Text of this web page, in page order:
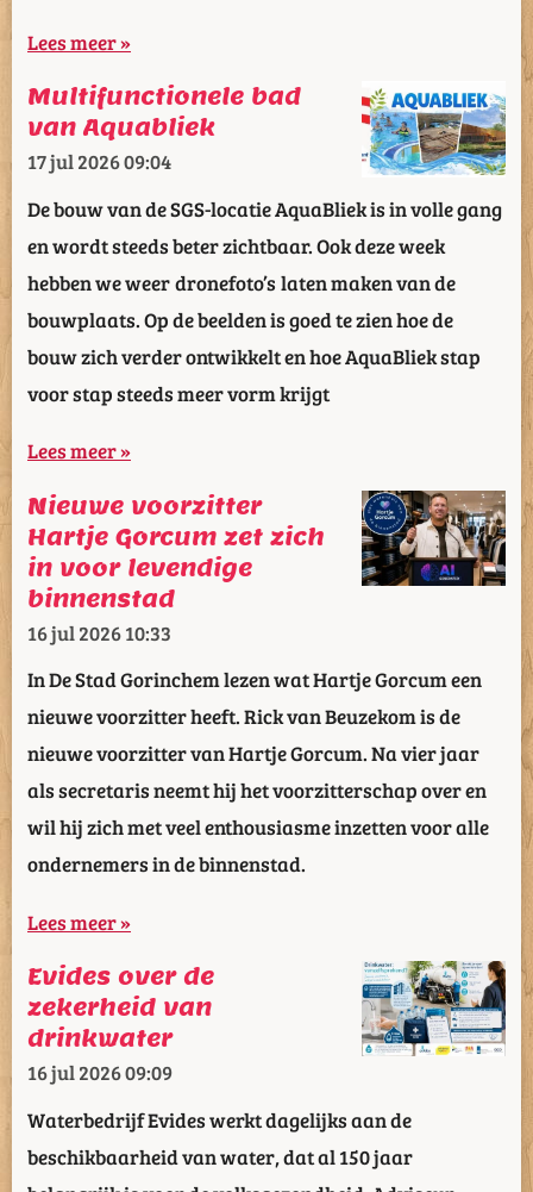
Lees meer »
Multifunctionele bad
van Aquabliek
17 jul 202609:04
De bouw van de SGS-locatie AquaBliek is in volle gang
en wordt steeds beter zichtbaar. Ook deze week
hebben we weer dronefoto’s laten maken van de
bouwplaats. Op de beelden is goed te zien hoe de
bouw zich verder ontwikkelt en hoe AquaBliek stap
voor stap steeds meer vorm krijgt
Lees meer »
Nieuwe voorzitter
Hartje Gorcum zet zich
in voor levendige
binnenstad
16 jul 202610:33
In De Stad Gorinchem lezen wat Hartje Gorcum een
nieuwe voorzitter heeft. Rick van Beuzekom is de
nieuwe voorzitter van Hartje Gorcum. Na vier jaar
als secretaris neemt hij het voorzitterschap over en
wil hij zich met veel enthousiasme inzetten voor alle
ondernemers in de binnenstad.
Lees meer »
Evides over de
zekerheid van
drinkwater
16 jul 202609:09
Waterbedrijf Evides werkt dagelijks aan de
beschikbaarheid van water, dat al 150 jaar